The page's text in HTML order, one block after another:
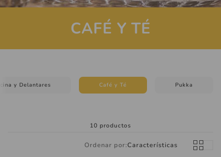
CAFÉ Y TÉ
y Delantares Café y Té Pukka
10 productos
Ordenar por:Características